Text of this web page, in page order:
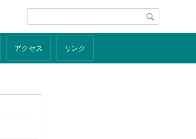
アクセス リンク